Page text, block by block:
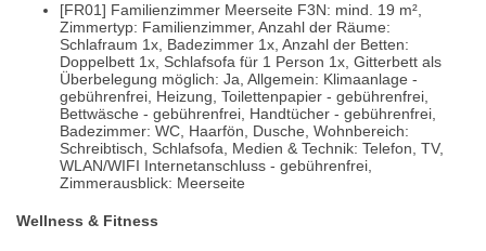
[FR01] Familienzimmer Meerseite F3N: mind. 19 m²,
Zimmertyp: Familienzimmer, Anzahl der Räume:
Schlafraum 1x, Badezimmer 1x, Anzahl der Betten:
Doppelbett 1x, Schlafsofa für 1 Person 1x, Gitterbett als
Überbelegung möglich: Ja, Allgemein: Klimaanlage -
gebührenfrei, Heizung, Toilettenpapier - gebührenfrei,
Bettwäsche - gebührenfrei, Handtücher - gebührenfrei,
Badezimmer: WC, Haarfön, Dusche, Wohnbereich:
Schreibtisch, Schlafsofa, Medien & Technik: Telefon, TV,
WLAN/WIFI Internetanschluss - gebührenfrei,
Zimmerausblick: Meerseite
Wellness & Fitness